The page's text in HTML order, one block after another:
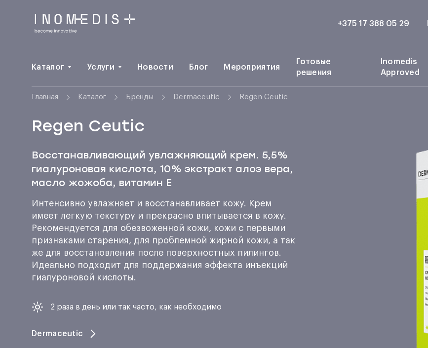
+375 17 388 05 29
Каталог Услуги Новости Блог Мероприятия
Готовые
решения
Inomedis
Approved
Главная Каталог Бренды Dermaceutic Regen Ceutic
Regen Ceutic
Восстанавливающий увлажняющий крем. 5,5%
гиалуроновая кислота, 10% экстракт алоэ вера,
масло жожоба, витамин Е
Интенсивно увлажняет и восстанавливает кожу. Крем
имеет легкую текстуру и прекрасно впитывается в кожу.
Рекомендуется для обезвоженной кожи, кожи с первыми
признаками старения, для проблемной жирной кожи, а так
же для восстановления после поверхностных пилингов.
Идеально подходит для поддержания эффекта инъекций
гиалуроновой кислоты.
2 раза в день или так часто, как необходимо
Dermaceutic